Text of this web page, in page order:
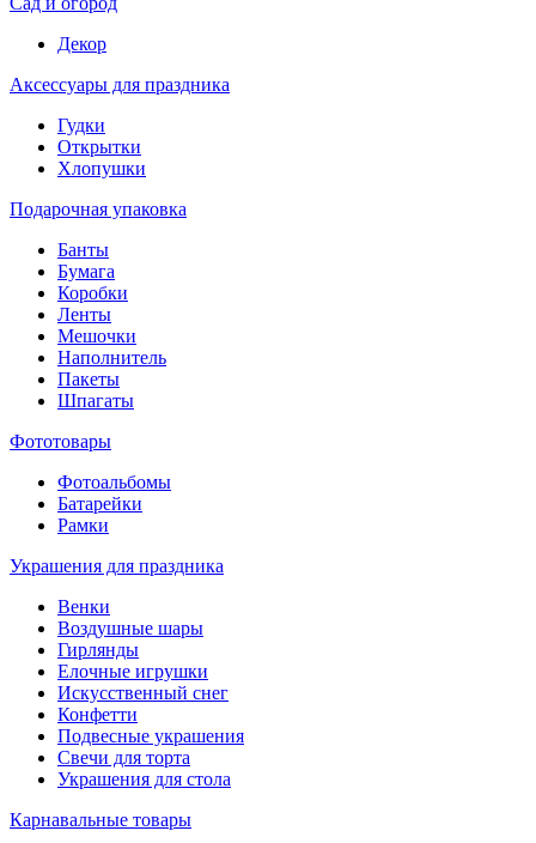
Декор
Аксессуары для праздника
Гудки
Открытки
Хлопушки
Подарочная упаковка
Банты
Бумага
Коробки
Ленты
Мешочки
Наполнитель
Пакеты
Шпагаты
Фототовары
Фотоальбомы
Батарейки
Рамки
Украшения для праздника
Венки
Воздушные шары
Гирлянды
Елочные игрушки
Искусственный снег
Конфетти
Подвесные украшения
Свечи для торта
Украшения для стола
Карнавальные товары